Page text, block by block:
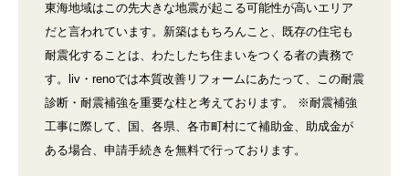
東海地域はこの先大きな地震が起こる可能性が高いエリア
だと言われています。新築はもちろんこと、既存の住宅も
耐震化することは、わたしたち住まいをつくる者の責務で
す。liv・renoでは本質改善リフォームにあたって、この耐震
診断・耐震補強を重要な柱と考えております。 ※耐震補強
工事に際して、国、各県、各市町村にて補助金、助成金が
ある場合、申請手続きを無料で行っております。